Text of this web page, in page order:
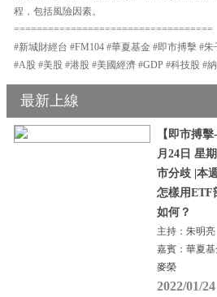
程，包括風險因素。
===================================
#新城財經台 #FM104 #華夏基金 #即市搏擊 #朱
#A股 #美股 #港股 #美國經濟 #GDP #科技股 #
最新上線
【即市搏
月24日 星
市分歧 |本
怎樣用ETF
如何？
主持：朱明亮
嘉賓：華夏
麥榮
2022/01/24